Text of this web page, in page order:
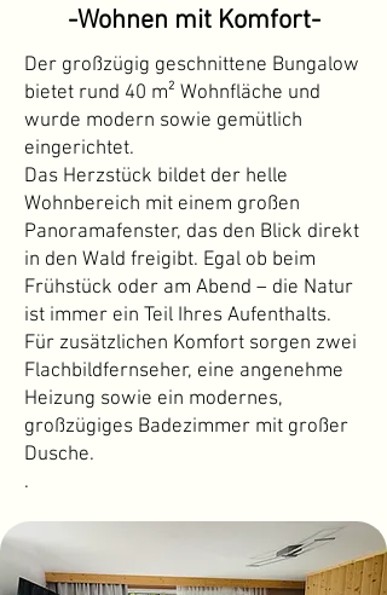
-Wohnen mit Komfort-
Der großzügig geschnittene Bungalow
bietet rund 40 m² Wohnfläche und
wurde modern sowie gemütlich
eingerichtet.
Das Herzstück bildet der helle
Wohnbereich mit einem großen
Panoramafenster, das den Blick direkt
in den Wald freigibt. Egal ob beim
Frühstück oder am Abend – die Natur
ist immer ein Teil Ihres Aufenthalts.
Für zusätzlichen Komfort sorgen zwei
Flachbildfernseher, eine angenehme
Heizung sowie ein modernes,
großzügiges Badezimmer mit großer
Dusche.
.